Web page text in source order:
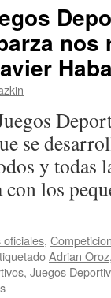
en
el
sub18
nos
se
y todas
con los
oficiales,
Adrian Oroz
, Juegos
en